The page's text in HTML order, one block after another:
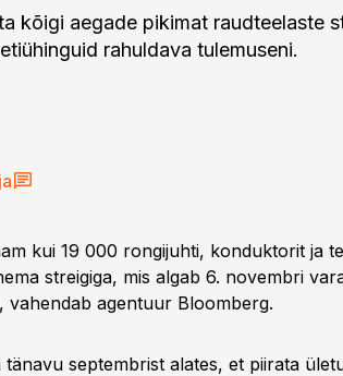
kõigi aegade pikimat raudteelaste
rahuldava tulemuseni.
kui 19 000 rongijuhti, konduktorit ja
streigiga, mis algab 6. novembri
agentuur Bloomberg.
septembrist alates, et piirata